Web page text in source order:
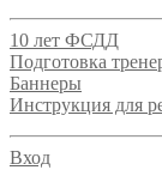
10 лет ФСДД
Подготовка
Баннеры
Инструкция для
Вход